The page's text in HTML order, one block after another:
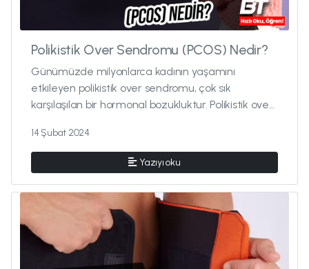
Polikistik Over Sendromu (PCOS) Nedir?
Günümüzde milyonlarca kadının yaşamını
etkileyen polikistik over sendromu, çok sık
karşılaşılan bir hormonal bozukluktur. Polikistik over
14 Şubat 2024
Yazıyı oku